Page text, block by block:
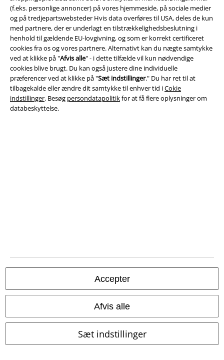
(f.eks. personlige annoncer) på vores hjemmeside, på sociale medier
og på tredjepartswebsteder Hvis data overføres til USA, deles de kun
med partnere, der er underlagt en tilstrækkelighedsbeslutning i
henhold til gældende EU-lovgivning, og som er korrekt certificeret
cookies fra os og vores partnere. Alternativt kan du nægte samtykke
ved at klikke på "Afvis alle" - i dette tilfælde vil kun nødvendige
cookies blive brugt. Du kan også justere dine individuelle
præferencer ved at klikke på "Sæt indstillinger." Du har ret til at
tilbagekalde eller ændre dit samtykke til enhver tid iCokie
indstillinger. Besøg persondatapolitikfor at få flere oplysninger om
databeskyttelse.
Accepter
Afvis alle
Sæt indstillinger
Community
EMP app
Download den nye EMP app gratis og få glæde af alle forbedringerne
og fordelene!